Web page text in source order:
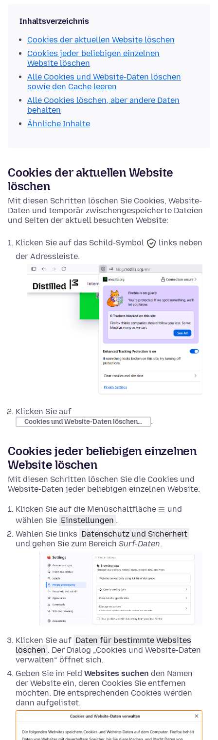
Inhaltsverzeichnis
Cookies der aktuellen Website löschen
Cookies jeder beliebigen einzelnen
Website löschen
Alle Cookies und Website-Daten löschen
sowie den Cache leeren
Alle Cookies löschen, aber andere Daten
behalten
Ähnliche Inhalte
Cookies der aktuellen Website
löschen
Mit diesen Schritten löschen Sie Cookies, Website-
Daten und temporär zwischengespeicherte Dateien
und Seiten der aktuell besuchten Website:
Klicken Sie auf das Schild-Symbol
links neben
der Adressleiste.
Klicken Sie auf
Cookies und Website-Daten löschen… .
Cookies jeder beliebigen einzelnen
Website löschen
Mit diesen Schritten löschen Sie die Cookies und
Website-Daten jeder beliebigen einzelnen Website:
Klicken Sie auf die Menüschaltfläche
und
wählen Sie Einstellungen .
Wählen Sie links Datenschutz und Sicherheit
und gehen Sie zum Bereich Surf-Daten.
Klicken Sie auf Daten für bestimmte Websites
löschen . Der Dialog „Cookies und Website-Daten
verwalten“ öffnet sich.
Geben Sie im Feld Websites suchen den Namen
der Website ein, deren Cookies Sie entfernen
möchten. Die entsprechenden Cookies werden
dann aufgelistet.